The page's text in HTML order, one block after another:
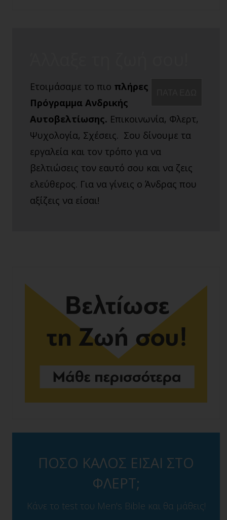
Ετοιμάσαμε το πιο πλήρες
Πρόγραμμα Ανδρικής
Αυτοβελτίωσης. Επικοινωνία, Φλερτ,
Ψυχολογία, Σχέσεις. Σου δίνουμε τα
εργαλεία και τον τρόπο για να
βελτιώσεις τον εαυτό σου και να ζεις
ελεύθερος. Για να γίνεις ο Άνδρας που
αξίζεις να είσαι!
ΠΟΣΟ ΚΑΛΟΣ ΕΙΣΑΙ ΣΤΟ
ΦΛΕΡΤ;
Κάνε το test του Men's Bible και θα μάθεις!